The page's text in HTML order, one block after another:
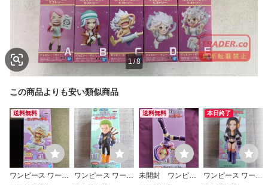
1/8
この商品よりも安い類似商品
送料無料
ワンピース ワール
ワンピース ワール
送料無料
未開封 ワンピー
本日終了
ワンピース ワール